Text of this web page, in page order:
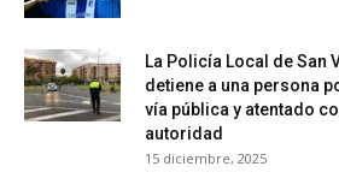
La Policía Local de San
detiene a una persona
vía pública y atentado
autoridad
15 diciembre, 2025